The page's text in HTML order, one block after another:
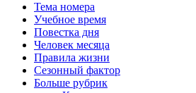
Тема номера
Учебное время
Повестка дня
Человек месяца
Правила жизни
Сезонный фактор
Больше рубрик